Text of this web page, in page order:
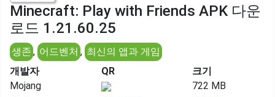
Minecraft: Play with Friends APK 다운
로드 1.21.60.25
생존 , 어드벤처 , 최신의 앱과 게임
개발자
Mojang
QR
크기
722 MB